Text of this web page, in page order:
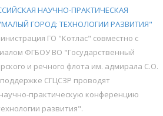
НАУЧНО-ПРАКТИЧЕСКАЯ
ГОРОД: ТЕХНОЛОГИИ РАЗВИТИЯ"
ГО "Котлас" совместно с
ФГБОУ ВО "Государственный
и речного флота им. адмирала С.О.
СГЦСЗР проводят
практическую конференцию
развития".